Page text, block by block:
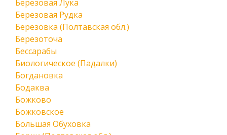
Березовая Лука
Березовая Рудка
Березовка (Полтавская обл.)
Березоточа
Бессарабы
Биологическое (Падалки)
Богдановка
Бодаква
Божково
Божковское
Большая Обуховка